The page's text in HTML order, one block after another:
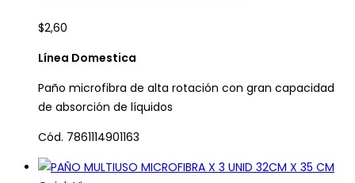
$2,60
Línea Domestica
Paño microfibra de alta rotación con gran capacidad
de absorción de líquidos
Cód. 7861114901163